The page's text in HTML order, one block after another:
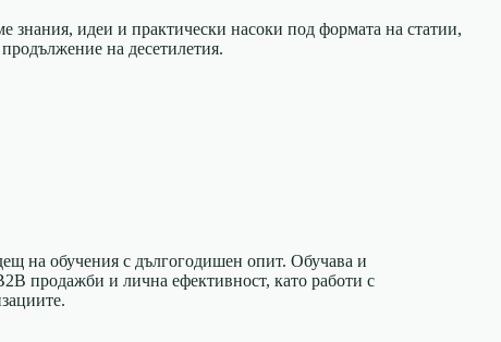
знания, идеи и практически насоки под формата на статии,
на десетилетия.
на обучения с дългогодишен опит. Обучава и
продажби и лична ефективност, като работи с